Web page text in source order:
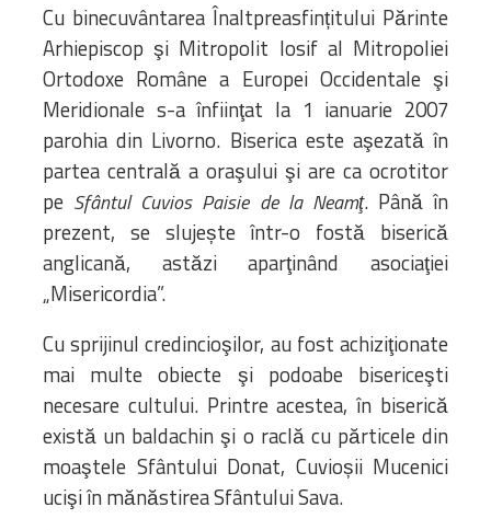
Cu binecuvântarea Înaltpreasfințitului Părinte
Arhiepiscop şi Mitropolit Iosif al Mitropoliei
Ortodoxe Române a Europei Occidentale şi
Meridionale s-a înfiinţat la 1 ianuarie 2007
parohia din Livorno. Biserica este aşezată în
partea centrală a oraşului şi are ca ocrotitor
pe Sfântul Cuvios Paisie de la Neamţ. Până în
prezent, se slujește într-o fostă biserică
anglicană, astăzi aparţinând asociaţiei
„Misericordia”.
Cu sprijinul credincioşilor, au fost achiziţionate
mai multe obiecte şi podoabe bisericeşti
necesare cultului. Printre acestea, în biserică
există un baldachin şi o raclă cu părticele din
moaştele Sfântului Donat, Cuvioșii Mucenici
ucişi în mănăstirea Sfântului Sava.